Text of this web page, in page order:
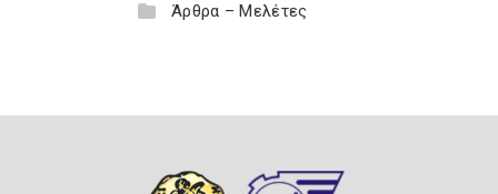
Άρθρα – Μελέτες